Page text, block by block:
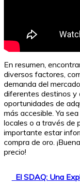
En resumen,
diversos factores,
demanda del
diferentes destinos y
oportunidades de
más accesible. Ya
locales o a través de
importante estar
compra de oro.
precio!
El SDAQ: Una